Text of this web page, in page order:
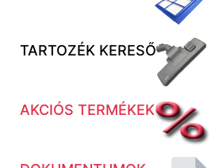
TARTOZÉK KERESŐ
AKCIÓS TERMÉKEK